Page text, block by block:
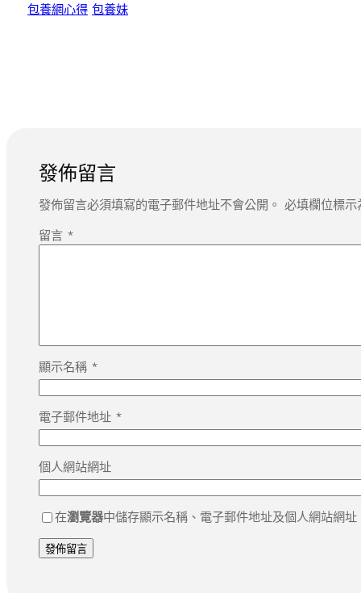
包養網心得 包養妹
發佈留言
發佈留言必須填寫的電子郵件地址不會公開。 必填欄位標
留言 *
顯示名稱 *
電子郵件地址 *
個人網站網址
在瀏覽器中儲存顯示名稱、電子郵件地址及個人網站網